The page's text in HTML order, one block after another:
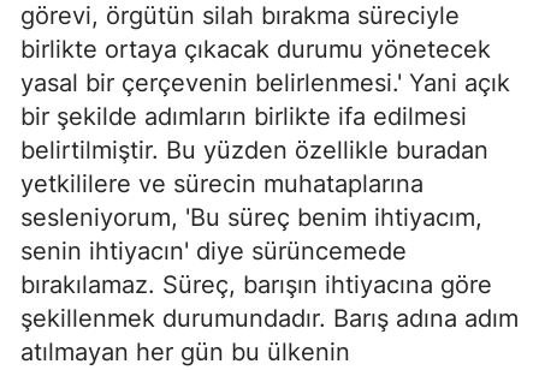
görevi, örgütün silah bırakma süreciyle
birlikte ortaya çıkacak durumu yönetecek
yasal bir çerçevenin belirlenmesi.' Yani açık
bir şekilde adımların birlikte ifa edilmesi
belirtilmiştir. Bu yüzden özellikle buradan
yetkililere ve sürecin muhataplarına
sesleniyorum, 'Bu süreç benim ihtiyacım,
senin ihtiyacın' diye sürüncemede
bırakılamaz. Süreç, barışın ihtiyacına göre
şekillenmek durumundadır. Barış adına adım
atılmayan her gün bu ülkenin